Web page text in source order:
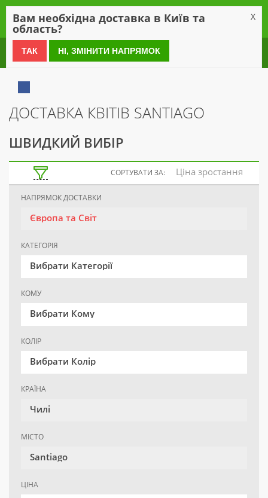
0 800 21 54 55
ДОСТАВКА КВІТІВ SANTIAGO
ШВИДКИЙ ВИБІР
СОРТУВАТИ ЗА: Ціна зростання
НАПРЯМОК ДОСТАВКИ
Європа та Світ
КАТЕГОРІЯ
Вибрати Категорії
КОМУ
Вибрати Кому
КОЛІР
Вибрати Колір
КРАЇНА
Чилі
МІСТО
Santiago
ЦІНА
Вам необхідна доставка в Київ та
область?
X
ТАК НІ, ЗМІНИТИ НАПРЯМОК